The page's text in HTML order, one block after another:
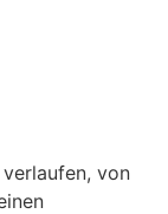
von